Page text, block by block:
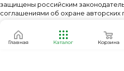
защищены российским
соглашениями об охране авторских
Главная Каталог Корзина